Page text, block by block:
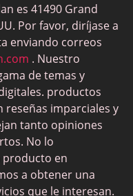
es 41490 Grand
Por favor, diríjase a
enviando correos
. Nuestro
de temas y
productos
reseñas imparciales y
tanto opiniones
No lo
en
a obtener una
que le interesan.